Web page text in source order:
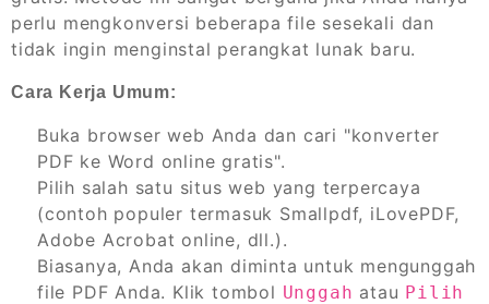
perlu mengkonversi beberapa file sesekali dan
tidak ingin menginstal perangkat lunak baru.
Cara Kerja Umum:
Buka browser web Anda dan cari "konverter
PDF ke Word online gratis".
Pilih salah satu situs web yang terpercaya
(contoh populer termasuk Smallpdf, iLovePDF,
Adobe Acrobat online, dll.).
Biasanya, Anda akan diminta untuk mengunggah
file PDF Anda. Klik tombol Unggah atau Pilih